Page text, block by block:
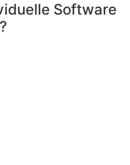
Software